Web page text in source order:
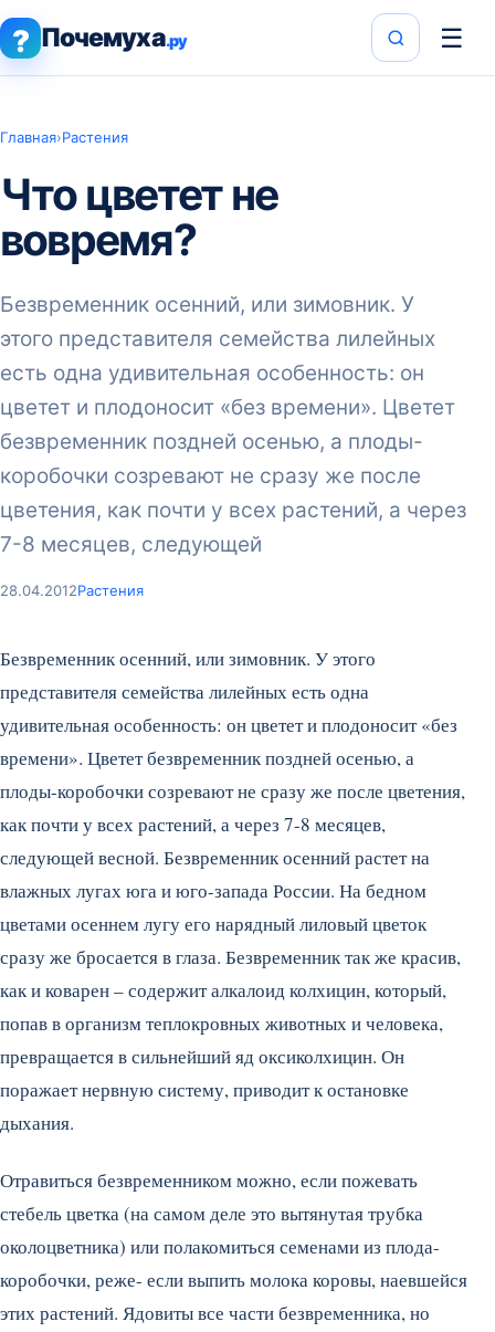
? Почемуха.ру ☰
Главная›Растения
Что цветет не
вовремя?
Безвременник осенний, или зимовник. У
этого представителя семейства лилейных
есть одна удивительная особенность: он
цветет и плодоносит «без времени». Цветет
безвременник поздней осенью, а плоды-
коробочки созревают не сразу же после
цветения, как почти у всех растений, а через
7-8 месяцев, следующей
28.04.2012Растения
Безвременник осенний, или зимовник. У этого
представителя семейства лилейных есть одна
удивительная особенность: он цветет и плодоносит «без
времени». Цветет безвременник поздней осенью, а
плоды-коробочки созревают не сразу же после цветения,
как почти у всех растений, а через 7-8 месяцев,
следующей весной. Безвременник осенний растет на
влажных лугах юга и юго-запада России. На бедном
цветами осеннем лугу его нарядный лиловый цветок
сразу же бросается в глаза. Безвременник так же красив,
как и коварен – содержит алкалоид колхицин, который,
попав в организм теплокровных животных и человека,
превращается в сильнейший яд оксиколхицин. Он
поражает нервную систему, приводит к остановке
дыхания.
Отравиться безвременником можно, если пожевать
стебель цветка (на самом деле это вытянутая трубка
околоцветника) или полакомиться семенами из плода-
коробочки, реже- если выпить молока коровы, наевшейся
этих растений. Ядовиты все части безвременника, но